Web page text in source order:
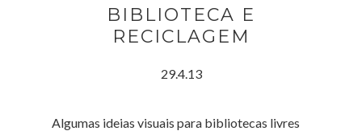
BIBLIOTECA E
RECICLAGEM
29.4.13
Algumas ideias visuais para bibliotecas livres